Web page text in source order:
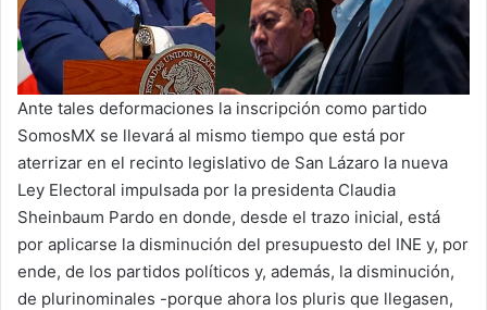
Ante tales deformaciones la inscripción como partido
SomosMX se llevará al mismo tiempo que está por
aterrizar en el recinto legislativo de San Lázaro la nueva
Ley Electoral impulsada por la presidenta Claudia
Sheinbaum Pardo en donde, desde el trazo inicial, está
por aplicarse la disminución del presupuesto del INE y, por
ende, de los partidos políticos y, además, la disminución,
de plurinominales -porque ahora los pluris que llegasen,